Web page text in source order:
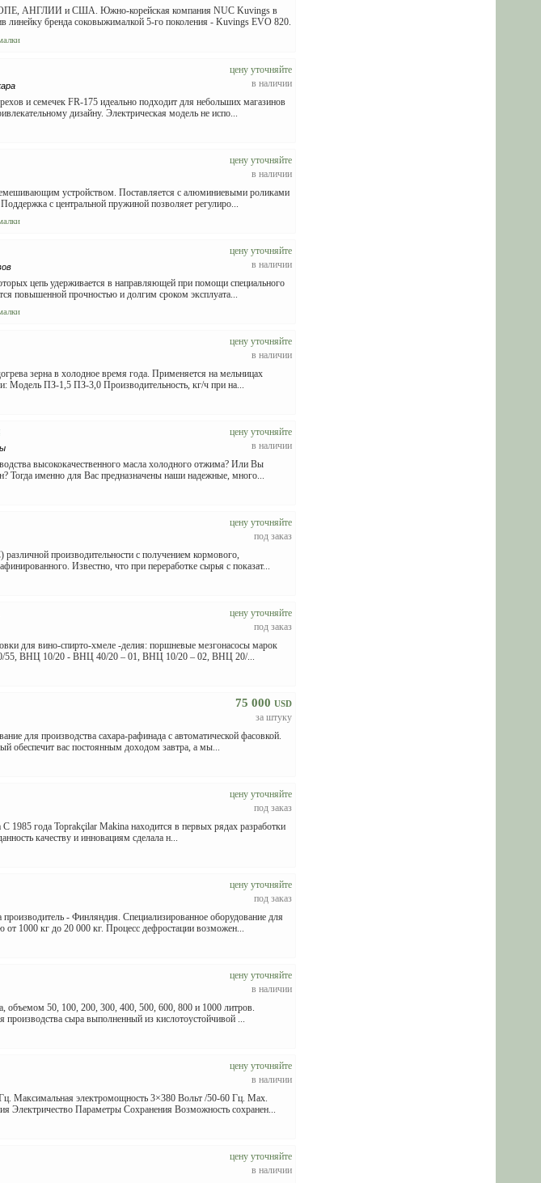
и США. Южно-корейская компания NUC Kuvings в
линейку бренда соковыжималкой 5-го поколения - Kuvings EVO 820.
цену уточняйте
в наличии
и семечек FR-175 идеально подходит для небольших магазинов
дизайну. Электрическая модель не испо...
цену уточняйте
в наличии
устройством. Поставляется с алюминиевыми роликами
с центральной пружиной позволяет регулиро...
цену уточняйте
в наличии
цепь удерживается в направляющей при помощи специального
повышенной прочностью и долгим сроком эксплуата...
цену уточняйте
в наличии
зерна в холодное время года. Применяется на мельницах
Модель ПЗ-1,5 ПЗ-3,0 Производительность, кг/ч при на...
цену уточняйте
в наличии
высококачественного масла холодного отжима? Или Вы
Тогда именно для Вас предназначены наши надежные, много...
цену уточняйте
под заказ
производительности с получением кормового,
Известно, что при переработке сырья с показат...
цену уточняйте
под заказ
для вино-спирто-хмеле -делия: поршневые мезгонасосы марок
ВНЦ 10/20 - ВНЦ 40/20 – 01, ВНЦ 10/20 – 02, ВНЦ 20/...
75 000 USD
за штуку
для производства сахара-рафинада с автоматической фасовкой.
обеспечит вас постоянным доходом завтра, а мы...
цену уточняйте
под заказ
1985 года Toprakçilar Makina находится в первых рядах разработки
качеству и инновациям сделала н...
цену уточняйте
под заказ
- Финляндия. Специализированное оборудование для
1000 кг до 20 000 кг. Процесс дефростации возможен...
цену уточняйте
в наличии
объемом 50, 100, 200, 300, 400, 500, 600, 800 и 1000 литров.
сыра выполненный из кислотоустойчивой ...
цену уточняйте
в наличии
Максимальная электромощность 3×380 Вольт /50-60 Гц. Max.
Параметры Сохранения Возможность сохранен...
цену уточняйте
в наличии